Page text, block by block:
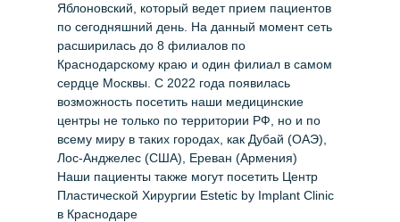
Яблоновский, который ведет прием пациентов
по сегодняшний день. На данный момент сеть
расширилась до 8 филиалов по
Краснодарскому краю и один филиал в самом
сердце Москвы. С 2022 года появилась
возможность посетить наши медицинские
центры не только по территории РФ, но и по
всему миру в таких городах, как Дубай (ОАЭ),
Лос-Анджелес (США), Ереван (Армения)
Наши пациенты также могут посетить Центр
Пластической Хирургии Estetic by Implant Clinic
в Краснодаре